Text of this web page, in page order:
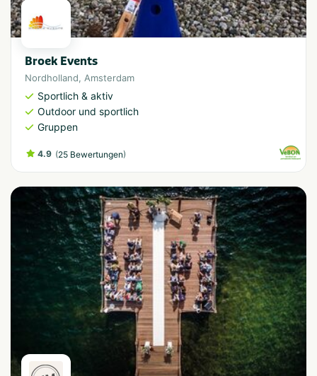
Broek Events
Nordholland, Amsterdam
Sportlich & aktiv
Outdoor und sportlich
Gruppen
4.9 (25 Bewertungen)